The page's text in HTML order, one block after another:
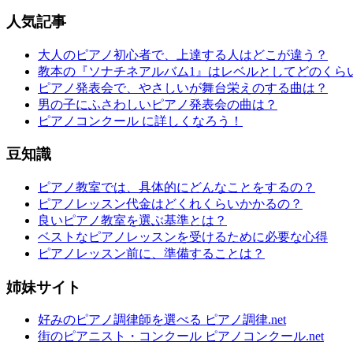
人気記事
大人のピアノ初心者で、上達する人はどこが違う？
教本の『ソナチネアルバム1』はレベルとしてどのくら
ピアノ発表会で、やさしいが舞台栄えのする曲は？
男の子にふさわしいピアノ発表会の曲は？
ピアノコンクール に詳しくなろう！
豆知識
ピアノ教室では、具体的にどんなことをするの？
ピアノレッスン代金はどくれくらいかかるの？
良いピアノ教室を選ぶ基準とは？
ベストなピアノレッスンを受けるために必要な心得
ピアノレッスン前に、準備することは？
姉妹サイト
好みのピアノ調律師を選べる ピアノ調律.net
街のピアニスト・コンクール ピアノコンクール.net